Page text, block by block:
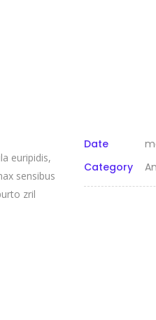
euripidis,
sensibus
zril
Date
Category